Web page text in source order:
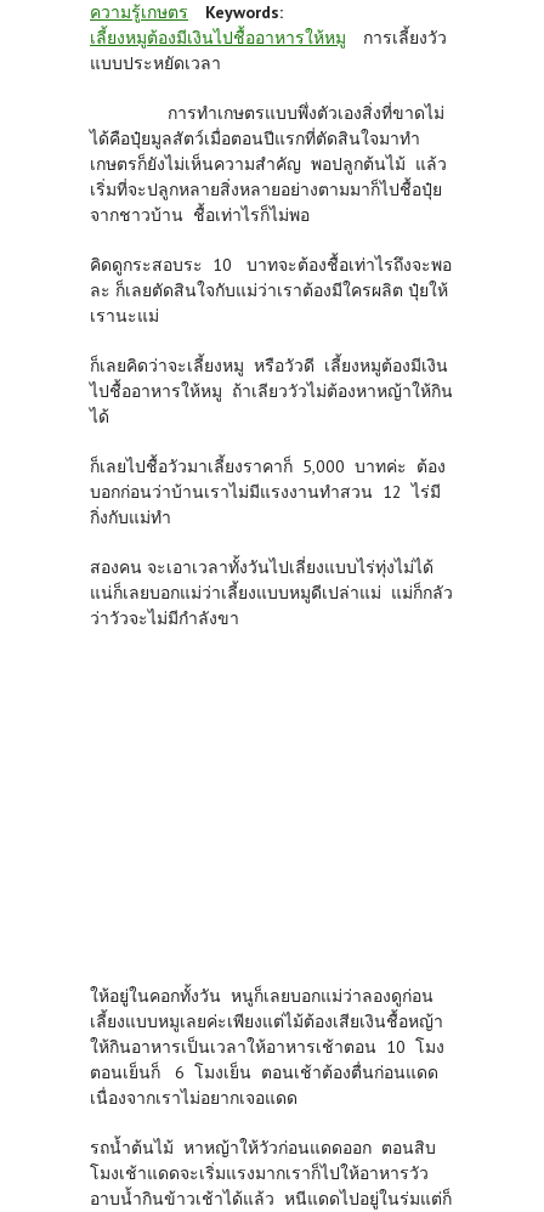
ความรู้เกษตร
Keywords:
เลี้ยงหมูต้องมีเงินไปชื้ออาหารให้หมู
การเลี้ยงวัว
แบบประหยัดเวลา
การทำเกษตรแบบพึ่งตัวเองสิ่งที่ขาดไม่
ได้คือปุ๋ยมูลสัตว์เมื่อตอนปีแรกที่ตัดสินใจมาทำ
เกษตรก็ยังไม่เห็นความสำคัญ พอปลูกต้นไม้ แล้ว
เริ่มที่จะปลูกหลายสิ่งหลายอย่างตามมาก็ไปชื้อปุ๋ย
จากชาวบ้าน ชื้อเท่าไรก็ไม่พอ
คิดดูกระสอบระ 10 บาทจะต้องชื้อเท่าไรถึงจะพอ
ละ ก็เลยตัดสินใจกับแม่ว่าเราต้องมีใครผลิต ปุ๋ยให้
เรานะแม่
ก็เลยคิดว่าจะเลี้ยงหมู หรือวัวดี เลี้ยงหมูต้องมีเงิน
ไปชื้ออาหารให้หมู ถ้าเลียววัวไม่ต้องหาหญ้าให้กิน
ได้
ก็เลยไปชื้อวัวมาเลี้ยงราคาก็ 5,000 บาทค่ะ ต้อง
บอกก่อนว่าบ้านเราไม่มีแรงงานทำสวน 12 ไร่มี
กิ่งกับแม่ทำ
สองคน จะเอาเวลาทั้งวันไปเลี่ยงแบบไร่ทุ่งไม่ได้
แน่ก็เลยบอกแม่ว่าเลี้ยงแบบหมูดีเปล่าแม่ แม่ก็กลัว
ว่าวัวจะไม่มีกำลังขา
ให้อยู่ในคอกทั้งวัน หนูก็เลยบอกแม่ว่าลองดูก่อน
เลี้ยงแบบหมูเลยค่ะเพียงแต่ไม้ต้องเสียเงินชื้อหญ้า
ให้กินอาหารเป็นเวลาให้อาหารเช้าตอน 10 โมง
ตอนเย็นก็ 6 โมงเย็น ตอนเช้าต้องตื่นก่อนแดด
เนื่องจากเราไม่อยากเจอแดด
รถน้ำต้นไม้ หาหญ้าให้วัวก่อนแดดออก ตอนสิบ
โมงเช้าแดดจะเริ่มแรงมากเราก็ไปให้อาหารวัว
อาบน้ำกินข้าวเช้าได้แล้ว หนีแดดไปอยู่ในร่มแต่ก็